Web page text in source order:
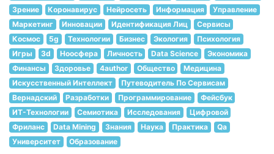
Зрение
Коронавирус Нейросеть Информация
Управление
Маркетинг
Инновации Идентификация Лиц
Сервисы
Космос
5g Технологии Бизнес Экология
Психология
Игры
3d Ноосфера Личность Data Science
Экономика
Финансы
Здоровье 4author Общество
Медицина
Искусственный Интеллект
Путеводитель По Сервисам
Вернадский
Разработки Программирование
Фейсбук
ИТ-Технологии
Семиотика Исследования
Цифровой
Фриланс
Data Mining Знания Наука Практика
Qa
Университет
Образование